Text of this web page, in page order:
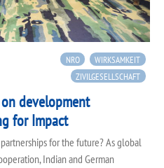
NRO
WIRKSAMKEIT
ZIVILGESELLSCHAFT
development
for Impact
for the future? As global
Indian and German